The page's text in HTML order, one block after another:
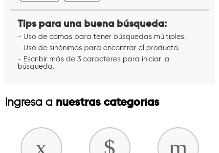
Tips para una buena búsqueda:
- Uso de comas para tener búsquedas múltiples.
- Uso de sinónimos para encontrar el producto.
- Escribir más de 3 caracteres para iniciar la
búsqueda.
Ingresa a nuestras categorías